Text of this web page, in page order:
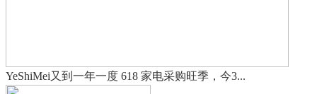
YeShiMei又到一年一度 618 家电采购旺季，今3...